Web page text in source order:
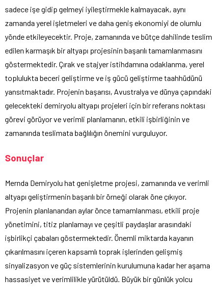
sadece işe gidip gelmeyi iyileştirmekle kalmayacak, aynı
zamanda yerel işletmeleri ve daha geniş ekonomiyi de olumlu
yönde etkileyecektir. Proje, zamanında ve bütçe dahilinde teslim
edilen karmaşık bir altyapı projesinin başarılı tamamlanmasını
göstermektedir. Çırak ve stajyer istihdamına odaklanma, yerel
toplulukta beceri geliştirme ve iş gücü geliştirme taahhüdünü
yansıtmaktadır. Projenin başarısı, Avustralya ve dünya çapındaki
gelecekteki demiryolu altyapı projeleri için bir referans noktası
görevi görüyor ve verimli planlamanın, etkili işbirliğinin ve
zamanında teslimata bağlılığın önemini vurguluyor.
Sonuçlar
Mernda Demiryolu hat genişletme projesi, zamanında ve verimli
altyapı geliştirmenin başarılı bir örneği olarak öne çıkıyor.
Projenin planlanandan aylar önce tamamlanması, etkili proje
yönetimini, titiz planlamayı ve çeşitli paydaşlar arasındaki
işbirlikçi çabaları göstermektedir. Önemli miktarda kayanın
çıkarılmasını içeren kapsamlı toprak işlerinden gelişmiş
sinyalizasyon ve güç sistemlerinin kurulumuna kadar her aşama
hassasiyet ve verimlilikle yürütüldü. Büyük bir günlük yolcu